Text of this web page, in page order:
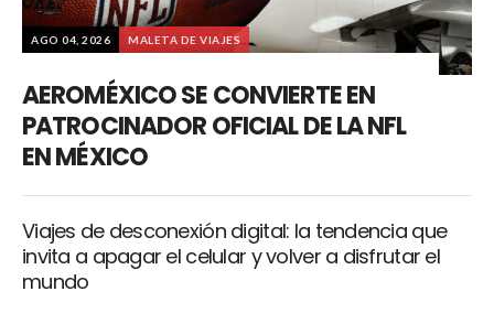
AGO 04, 2026 MALETA DE VIAJES
AEROMÉXICO SE CONVIERTE EN
PATROCINADOR OFICIAL DE LA NFL
EN MÉXICO
Viajes de desconexión digital: la tendencia que
invita a apagar el celular y volver a disfrutar el
mundo